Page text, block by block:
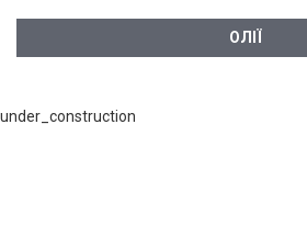
ОЛІЇ
under_construction